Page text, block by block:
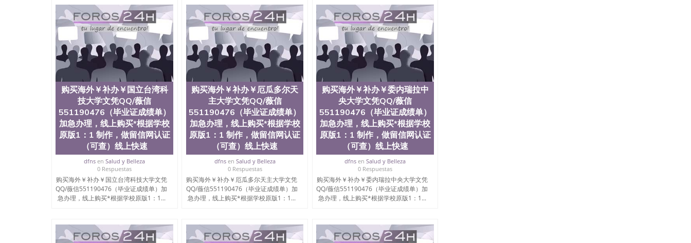
University）圣何塞州立大学成绩单（San Jose State University）成绩单圣何塞州立大学文凭（San Jose
State University）圣何塞州立大学（San Jose State University）圣何塞州立大学（San Jose State
University）圣何塞州立大学（ San Jose State University）圣何塞州立大学（San Jose State University）
圣何塞州立大学文凭（San Jose State University）圣何塞州立大学文凭（San Jose State University）文凭
圣何塞州立大学文凭（San Jose State University）圣何塞州立大学学历（ San Jose State University）圣何
塞州立大学学历（San Jose State University）圣何塞州立大学学历（San Jose State University）圣 塞州立
大学学历（San Jose State University）圣何塞州立大学（San Jose State University）圣何塞州立大学
（San Jose State University）圣何塞州立大学（San Jose State University）圣何塞州立大学（San Jose
State University）圣何塞州立大学学位证（San Jose State University）圣何塞州立大学学位证（San Jose
State University）圣何塞州立大学学位证（San Jose State University）圣何塞州立大学（San Jose State
University）圣何塞州立大学（San Jose State University）圣何塞州立大学（San Jose State University）圣
何塞州立大学（San Jose State University）圣何塞州立大学学位证（San Jose State University）圣何塞州
立大学学位证（San Jose State University）圣何塞州立大学结业证（San Jose State University）圣何塞州
立大学结业证（San Jose State University）圣何塞州立大学结业证（San Jose State University）圣何塞州
立大学学位证（San Jose State University）圣何塞州立大学学位证（San Jose State University）圣何塞州
立大学学历证书（San Jose State University）圣何塞州立大学学历证书（San Jose State University）圣何
塞州立大学学历证书（San Jose State University）澳洲读书未毕业找人做文凭学位qq微信551190476澳洲
读CQU中央昆士兰大学学历 绩单购买学位证书/澳洲读本科硕士做文凭/购买澳洲大学毕业证成绩单假文凭
学历offieUniversityofSouthernQueensland 澳洲读书未毕业找人做文凭学位qq微信551190476澳洲读CQU中
央昆士兰大学学历成绩单购买学位证书/澳洲读本科硕士做文凭/购买澳洲大学毕业证成绩单假文凭学历购
买海外￥补办￥查尔姆斯工业大学文凭QQ/薇信551190476（毕业证成绩单）加急办理，线上购买*根据学
购买海外￥补办￥国立台湾科
技大学文凭QQ/薇信
551190476（毕业证成绩单）
加急办理，线上购买*根据学校
原版1：1 制作，做留信网认证
（可查）线上快速
dfns enSalud y Belleza
0 Respuestas
购买海外￥补办￥国立台湾科技大学文凭
QQ/薇信551190476（毕业证成绩单）加
急办理，线上购买*根据学校原版1：1...
购买海外￥补办￥厄瓜多尔天
主大学文凭QQ/薇信
551190476（毕业证成绩单）
加急办理，线上购买*根据学校
原版1：1 制作，做留信网认证
（可查）线上快速
dfnsen Salud y Belleza
0 Respuestas
购买海外￥补办￥厄瓜多尔天主大学文凭
QQ/薇信551190476（毕业证成绩单）加
急办理，线上购买*根据学校原版1：1...
购买海外￥补办￥委内瑞拉中
央大学文凭QQ/薇信
551190476（毕业证成绩单）
加急办理，线上购买*根据学校
原版1：1 制作，做留信网认证
（可查）线上快速
dfns enSalud y Belleza
0 Respuestas
购买海外￥补办￥委内瑞拉中央大学文凭
QQ/薇信551190476（毕业证成绩单）加
急办理，线上购买*根据学校原版1：1...